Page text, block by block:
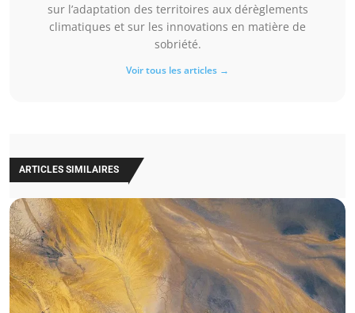
sur l’adaptation des territoires aux dérèglements
climatiques et sur les innovations en matière de
sobriété.
Voir tous les articles →
ARTICLES SIMILAIRES